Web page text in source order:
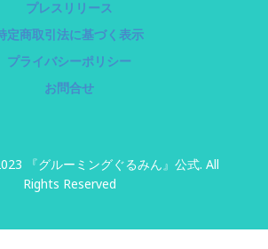
プレスリリース
定商取引法に基づく表示
プライバシーポリシー
お問合せ
『グルーミングぐるみん』公式. All
Rights Reserved